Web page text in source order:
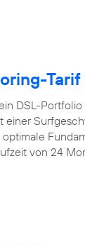
DSL-
einer
von 24